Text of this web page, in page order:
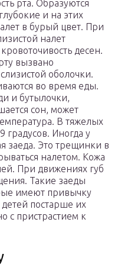
рта. Образуются
и на этих
в бурый цвет. При
налет
десен.
вызвано
оболочки.
во время еды.
и бутылочки,
сон, может
В тяжелых
градусов. Иногда у
заеда. Это трещинки в
налетом. Кожа
При движениях губ
Такие заеды
имеют привычку
постарше их
с пристрастием к